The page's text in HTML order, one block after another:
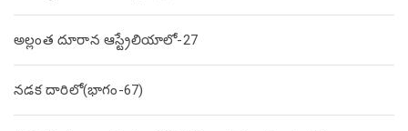
అల్లంత దూరాన ఆస్ట్రేలియాలో-27
నడక దారిలో(భాగం-67)